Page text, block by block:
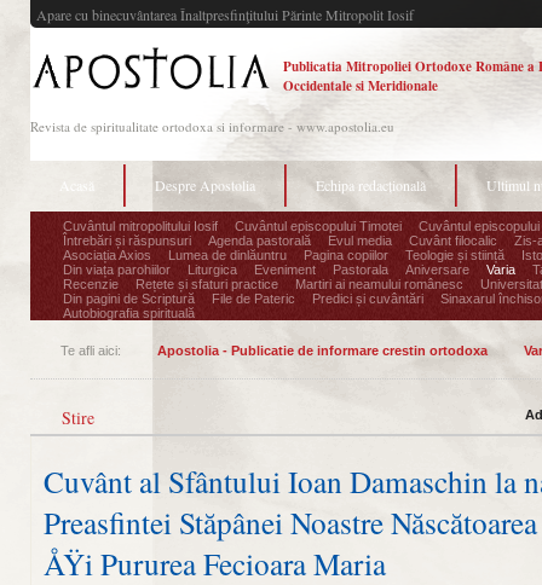
Apare cu binecuvântarea Înaltpresfinţitului Părinte Mitropolit Iosif
Publicatia Mitropoliei Ortodoxe Române a
Occidentale si Meridionale
Revista de spiritualitate ortodoxa si informare - www.apostolia.eu
Acasă Despre Apostolia Echipa redacțională Ultimul
Cuvântul mitropolitului Iosif Cuvântul episcopului Timotei
Cuvântul episcopului
Întrebări și răspunsuri
Agenda pastorală Evul media Cuvânt filocalic
Zis-
Asociația Axios
Lumea de dinlăuntru Pagina copiilor Teologie și stiință
Din viața parohiilor
Liturgica Eveniment Pastorala Aniversare Varia
Recenzie
Rețete și sfaturi practice Martiri ai neamului românesc
Din pagini de Scriptură
File de Pateric Predici și cuvântări
Sinaxarul
Autobiografia spirituală
Te afli aici: Apostolia - Publicatie de informare crestin ortodoxa
Stire
Cuvânt al Sfântului Ioan Damaschin la
Preasfintei Stăpânei Noastre
ÅŸi Pururea Fecioara Maria